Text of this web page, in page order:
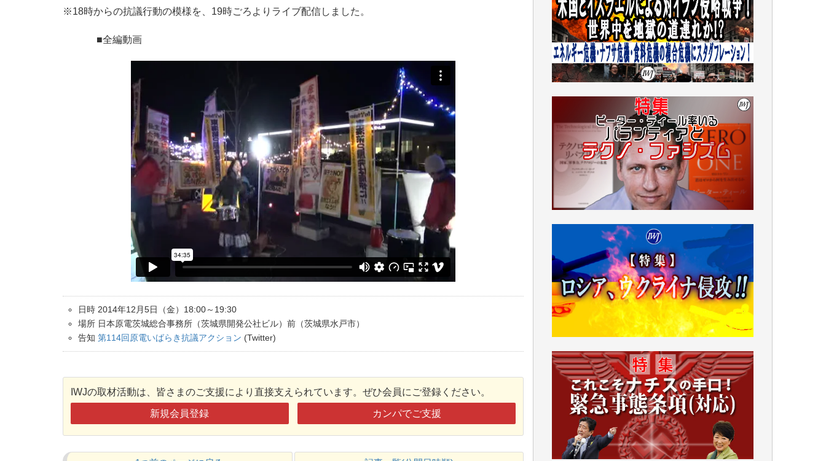
※18時からの抗議行動の模様を、19時ごろよりライブ配信しました。
■全編動画
日時 2014年12月5日（金）18:00～19:30
場所 日本原電茨城総合事務所（茨城県開発公社ビル）前（茨城県水戸市）
告知 第114回原電いばらき抗議アクション (Twitter)
IWJの取材活動は、皆さまのご支援により直接支えられています。ぜひ会員にご登録ください。
新規会員登録 カンパでご支援